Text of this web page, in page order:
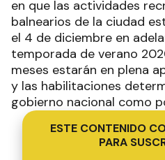
en que las actividades
balnearios de la ciudad
el 4 de diciembre en
temporada de verano
meses estarán en plena
y las habilitaciones
gobierno nacional como
ESTE CONTENIDO
PARA